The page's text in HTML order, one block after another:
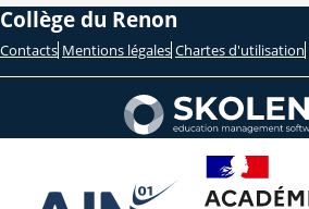
Collège du Renon
Contacts Mentions légales Chartes d'utilisation